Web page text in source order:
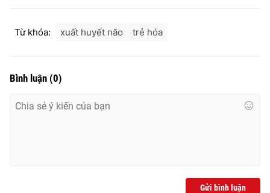
Theo dõi báo trên
Từ khóa: xuất huyết não trẻ hóa
Bình luận (0)
Gửi bình luận